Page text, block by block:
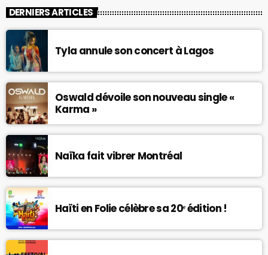
DERNIERS ARTICLES
Tyla annule son concert à Lagos
Oswald dévoile son nouveau single «
Karma »
Naïka fait vibrer Montréal
Haïti en Folie célèbre sa 20ᵉ édition !